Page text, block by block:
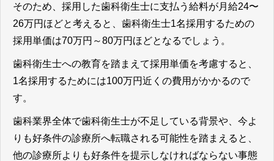
そのため、採用した歯科衛生士に支払う給料が月給24〜
26万円ほどと考えると、歯科衛生士1名採用するための
採用単価は70万円～80万円ほどとなるでしょう。
歯科衛生士への教育を踏まえて採用単価を考慮すると、
1名採用するためには100万円近くの費用がかかるので
す。
歯科業界全体で歯科衛生士が不足している背景や、今よ
りも好条件の診療所へ転職される可能性を踏まえると、
他の診療所よりも好条件を提示しなければならない事態